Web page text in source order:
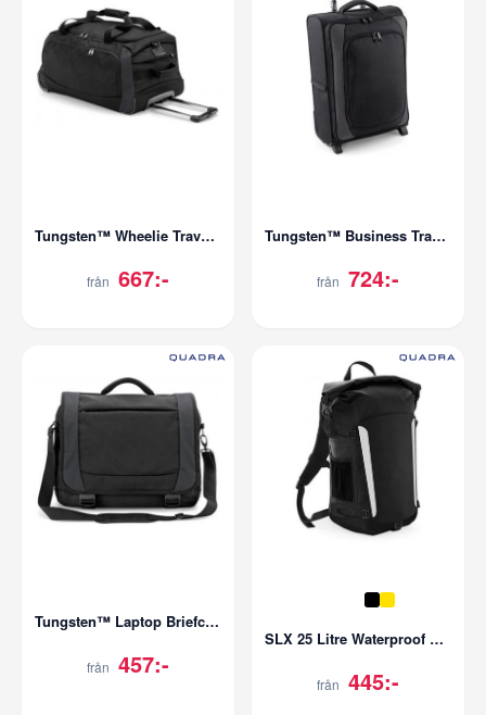
Tungsten™ Wheelie Travel Bag
från 667:-
Tungsten™ Business Traveller
från 724:-
Tungsten™ Laptop Briefcase
från 457:-
SLX 25 Litre Waterproof Backpack
från 445:-